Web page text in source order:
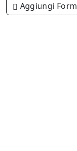
Aggiungi